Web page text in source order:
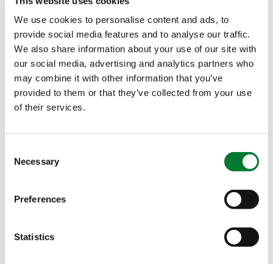
We use cookies to personalise content and ads, to
provide social media features and to analyse our traffic.
We also share information about your use of our site with
our social media, advertising and analytics partners who
may combine it with other information that you’ve
provided to them or that they’ve collected from your use
of their services.
Selection
Necessary
Preferences
Statistics
4-Good, también es ‘
Bioestimulación,
Eficiencia en el Uso de Nutrientes’ (NUE)
Asimismo, para Plants for Plants 4-Vita, el reclamo
enfatiza ‘Bioestimulación, Eficiencia en el Uso del
Agua‘ (WUE). Garantizar el cumplimiento del FPR
2019/1009 es crucial para los productores, ya que
consumidores y facilitando el acceso al mercado.